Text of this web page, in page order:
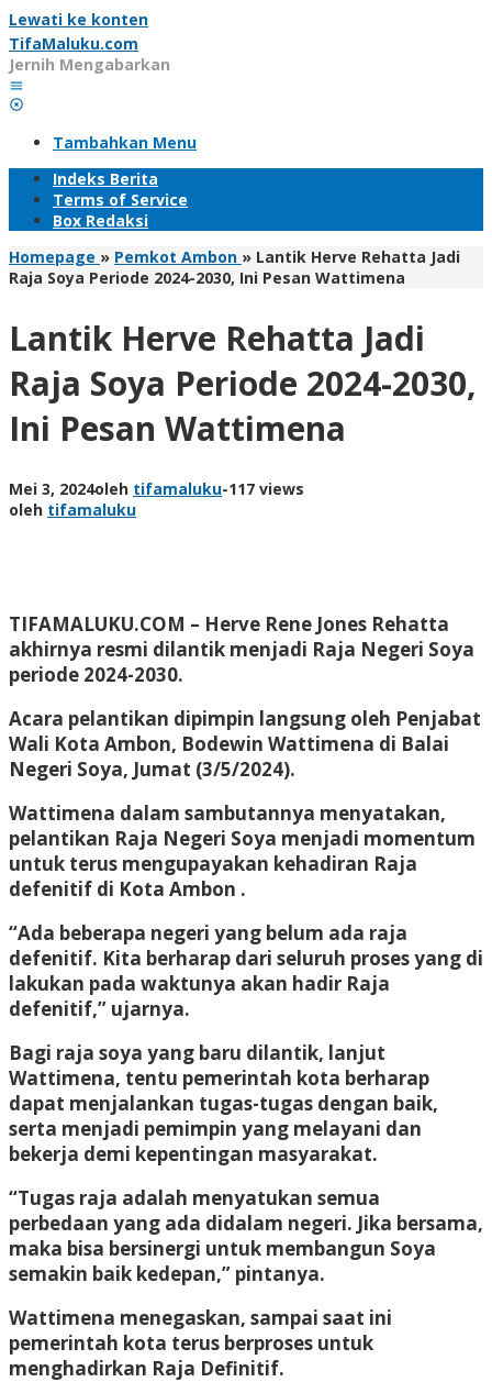
Lewati ke konten
TifaMaluku.com
Jernih Mengabarkan
Tambahkan Menu
Indeks Berita
Terms of Service
Box Redaksi
Homepage » Pemkot Ambon » Lantik Herve Rehatta Jadi
Raja Soya Periode 2024-2030, Ini Pesan Wattimena
Lantik Herve Rehatta Jadi
Raja Soya Periode 2024-2030,
Ini Pesan Wattimena
Mei 3, 2024oleh tifamaluku-117 views
oleh tifamaluku
TIFAMALUKU.COM – Herve Rene Jones Rehatta
akhirnya resmi dilantik menjadi Raja Negeri Soya
periode 2024-2030.
Acara pelantikan dipimpin langsung oleh Penjabat
Wali Kota Ambon, Bodewin Wattimena di Balai
Negeri Soya, Jumat (3/5/2024).
Wattimena dalam sambutannya menyatakan,
pelantikan Raja Negeri Soya menjadi momentum
untuk terus mengupayakan kehadiran Raja
defenitif di Kota Ambon .
“Ada beberapa negeri yang belum ada raja
defenitif. Kita berharap dari seluruh proses yang di
lakukan pada waktunya akan hadir Raja
defenitif,” ujarnya.
Bagi raja soya yang baru dilantik, lanjut
Wattimena, tentu pemerintah kota berharap
dapat menjalankan tugas-tugas dengan baik,
serta menjadi pemimpin yang melayani dan
bekerja demi kepentingan masyarakat.
“Tugas raja adalah menyatukan semua
perbedaan yang ada didalam negeri. Jika bersama,
maka bisa bersinergi untuk membangun Soya
semakin baik kedepan,” pintanya.
Wattimena menegaskan, sampai saat ini
pemerintah kota terus berproses untuk
menghadirkan Raja Definitif.